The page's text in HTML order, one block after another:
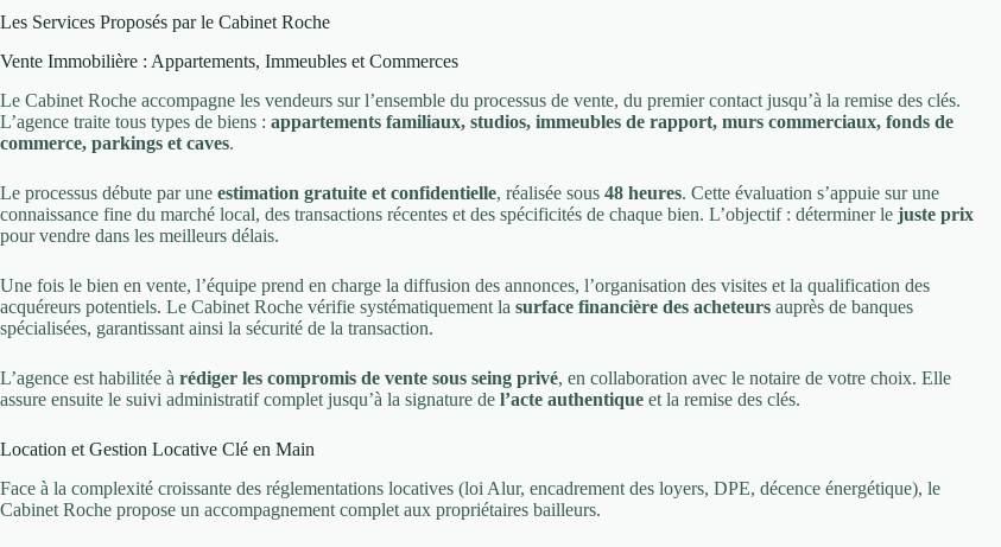
Les Services Proposés par le Cabinet Roche
Vente Immobilière : Appartements, Immeubles et Commerces
Le Cabinet Roche accompagne les vendeurs sur l’ensemble du processus de vente, du premier contact jusqu’à la remise des clés.
L’agence traite tous types de biens : appartements familiaux, studios, immeubles de rapport, murs commerciaux, fonds de
commerce, parkings et caves.
Le processus débute par une estimation gratuite et confidentielle, réalisée sous 48 heures. Cette évaluation s’appuie sur une
connaissance fine du marché local, des transactions récentes et des spécificités de chaque bien. L’objectif : déterminer le juste prix
pour vendre dans les meilleurs délais.
Une fois le bien en vente, l’équipe prend en charge la diffusion des annonces, l’organisation des visites et la qualification des
acquéreurs potentiels. Le Cabinet Roche vérifie systématiquement la surface financière des acheteurs auprès de banques
spécialisées, garantissant ainsi la sécurité de la transaction.
L’agence est habilitée à rédiger les compromis de vente sous seing privé, en collaboration avec le notaire de votre choix. Elle
assure ensuite le suivi administratif complet jusqu’à la signature de l’acte authentique et la remise des clés.
Location et Gestion Locative Clé en Main
Face à la complexité croissante des réglementations locatives (loi Alur, encadrement des loyers, DPE, décence énergétique), le
Cabinet Roche propose un accompagnement complet aux propriétaires bailleurs.